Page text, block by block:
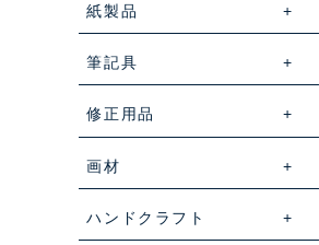
紙製品
筆記具
修正用品
画材
ハンドクラフト